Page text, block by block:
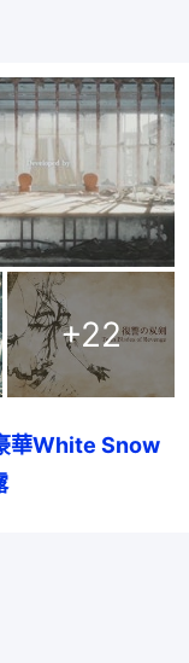
+22
華White Snow